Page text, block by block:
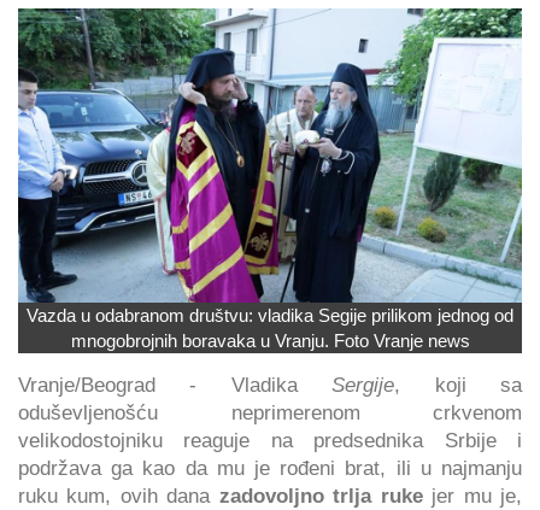
Vazda u odabranom društvu: vladika Segije prilikom jednog od
mnogobrojnih boravaka u Vranju. Foto Vranje news
Vranje/Beograd - VladikaSergije, koji sa
oduševljenošću neprimerenom crkvenom
velikodostojniku reaguje na predsednika Srbije i
podržava ga kao da mu je rođeni brat, ili u najmanju
ruku kum, ovih dana zadovoljno trlja rukejer mu je,